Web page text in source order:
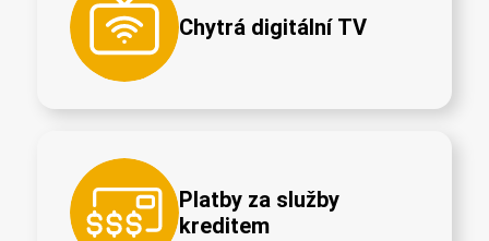
Chytrá digitální TV
Platby za služby
kreditem